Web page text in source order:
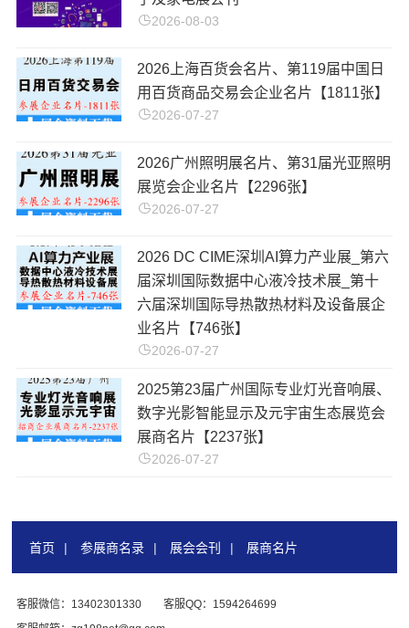
2026-08-03
2026上海百货会名片、第119届中国日
用百货商品交易会企业名片【1811张】
2026-07-27
2026广州照明展名片、第31届光亚照明
展览会企业名片【2296张】
2026-07-27
2026 DC CIME深圳AI算力产业展_第六
届深圳国际数据中心液冷技术展_第十
六届深圳国际导热散热材料及设备展企
业名片【746张】
2026-07-27
2025第23届广州国际专业灯光音响展、
数字光影智能显示及元宇宙生态展览会
展商名片【2237张】
2026-07-27
首页 | 参展商名录 | 展会会刊 | 展商名片
客服微信：13402301330
客服QQ：1594264699